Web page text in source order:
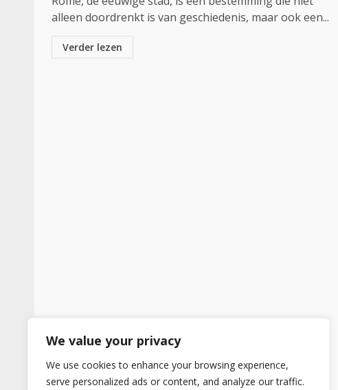
We value your privacy
We use cookies to enhance your browsing experience,
serve personalized ads or content, and analyze our traffic.
alleen doordrenkt is van geschiedenis, maar ook een...
Verder lezen